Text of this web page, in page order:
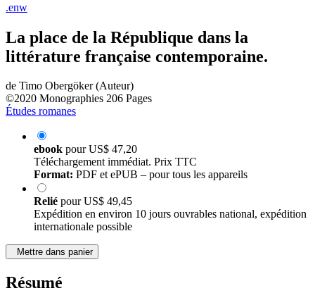
.enw
La place de la République dans la
littérature française contemporaine.
de Timo Obergöker (Auteur)
©2020 Monographies 206 Pages
Études romanes
ebook pourUS$ 47,20
Téléchargement immédiat. Prix TTC
Format: PDF et ePUB – pour tous les appareils
Relié pourUS$ 49,45
Expédition en environ 10 jours ouvrables national, expédition
internationale possible
Mettre dans panier
Résumé